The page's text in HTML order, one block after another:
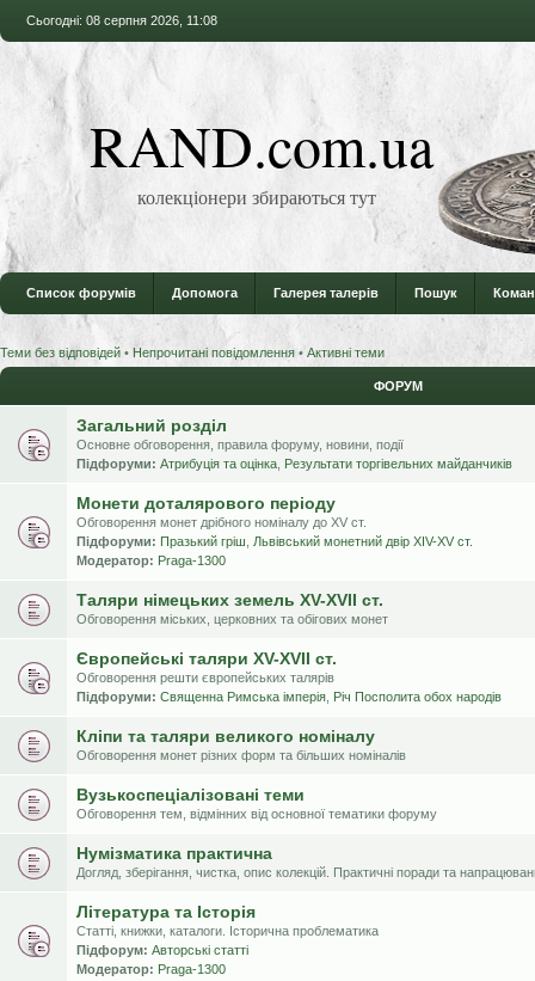
Сьогодні: 08 серпня 2026, 11:08
RAND.com.ua
колекціонери збираються тут
Список форумів Допомога Галерея талерів Пошук
Теми без відповідей • Непрочитані повідомлення • Активні теми
ФОРУМ
Загальний розділ
Основне обговорення, правила форуму, новини, події
Підфоруми: Атрибуція та оцінка Результати торгівельних майданчиків
Монети доталярового періоду
Обговорення монет дрібного номіналу до XV ст.
Підфоруми: Празький гріш
Львівський монетний двір XIV-XV ст.
Модератор: Praga-1300
Таляри німецьких земель XV-XVII ст.
Обговорення міських, церковних та обігових монет
Європейські таляри XV-XVII ст.
Обговорення решти європейських талярів
Підфоруми: Священна Римська імперія Річ Посполита обох народів
Кліпи та таляри великого номіналу
Обговорення монет різних форм та більших номіналів
Вузькоспеціалізовані теми
Обговорення тем, відмінних від основної тематики форуму
Нумізматика практична
Догляд, зберігання, чистка, опис колекцій. Практичні поради та
Література та Історія
Статті, книжки, каталоги. Історична проблематика
Підфорум: Авторські статті
Модератор: Praga-1300